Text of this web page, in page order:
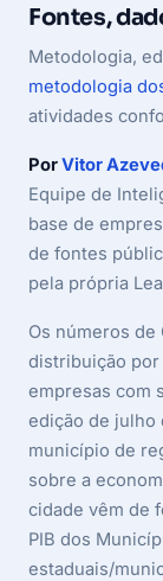
Fontes,
Metodologia,
metodologia
atividades
PorVitor
Equipe de
base de
de fontes
pela própria
Os números de
distribuição
empresas com
edição de julho
município de
sobre a
cidade vêm de
PIB dos
estaduais/